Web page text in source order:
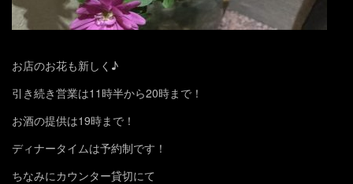
お店のお花も新しく♪
引き続き営業は11時半から20時まで！
お酒の提供は19時まで！
ディナータイムは予約制です！
ちなみにカウンター貸切にて